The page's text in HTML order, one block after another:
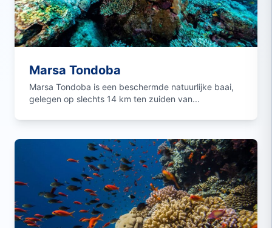
Marsa Tondoba
Marsa Tondoba is een beschermde natuurlijke baai,
gelegen op slechts 14 km ten zuiden van...